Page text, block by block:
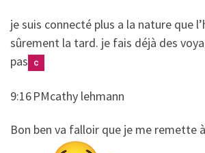
​​je suis connecté plus a la nature que
sûrement la tard. je fais déjà des
pas
9:16 PMcathy lehmann
​​Bon ben va falloir que je me remette